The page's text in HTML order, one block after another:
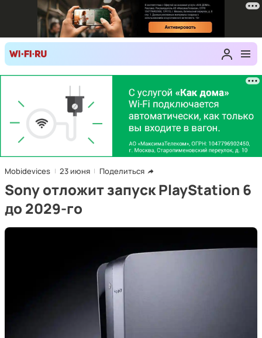
Mobidevices 23 июня Поделиться
Sony отложит запуск PlayStation 6
до 2029-го